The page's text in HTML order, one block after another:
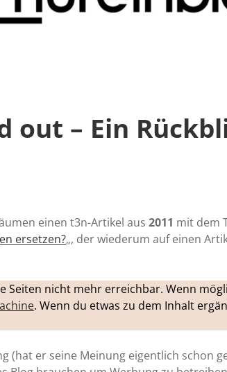
out – Ein
einen t3n-Artikel aus 2011 mit dem
ersetzen?„, der wiederum auf einen
Seiten nicht mehr erreichbar. Wenn
. Wenn du etwas zu dem Inhalt
(hat er seine Meinung eigentlich schon